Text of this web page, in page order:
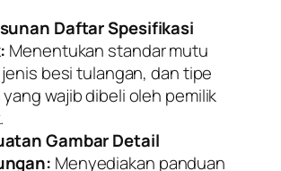
Daftar Spesifikasi
Menentukan standar mutu
besi tulangan, dan tipe
wajib dibeli oleh pemilik
Gambar Detail
Menyediakan panduan